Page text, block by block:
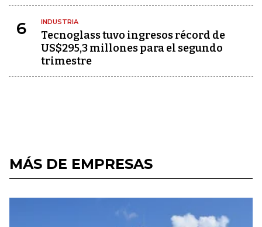
6 INDUSTRIA
Tecnoglass tuvo ingresos récord de
US$295,3 millones para el segundo
trimestre
MÁS DE EMPRESAS